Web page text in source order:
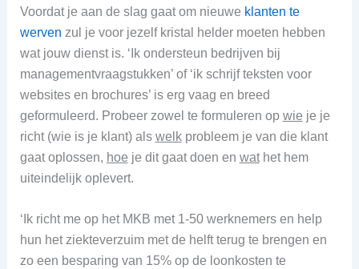
Voordat je aan de slag gaat om nieuwe klanten te
werven zul je voor jezelf kristal helder moeten hebben
wat jouw dienst is. ‘Ik ondersteun bedrijven bij
managementvraagstukken’ of ‘ik schrijf teksten voor
websites en brochures’ is erg vaag en breed
geformuleerd. Probeer zowel te formuleren op wie je je
richt (wie is je klant) als welkprobleem je van die klant
gaat oplossen, hoe je dit gaat doen en wathet hem
uiteindelijk oplevert.
‘Ik richt me op het MKB met 1-50 werknemers en help
hun het ziekteverzuim met de helft terug te brengen en
zo een besparing van 15% op de loonkosten te